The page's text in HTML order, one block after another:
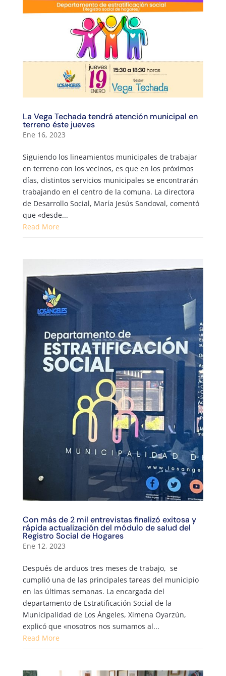
La Vega Techada tendrá atención municipal en
terreno éste jueves
Ene 16, 2023
Siguiendo los lineamientos municipales de trabajar
en terreno con los vecinos, es que en los próximos
días, distintos servicios municipales se encontrarán
trabajando en el centro de la comuna. La directora
de Desarrollo Social, María Jesús Sandoval, comentó
que «desde...
Read More
Con más de 2 mil entrevistas finalizó exitosa y
rápida actualización del módulo de salud del
Registro Social de Hogares
Ene 12, 2023
Después de arduos tres meses de trabajo, se
cumplió una de las principales tareas del municipio
en las últimas semanas. La encargada del
departamento de Estratificación Social de la
Municipalidad de Los Ángeles, Ximena Oyarzún,
explicó que «nosotros nos sumamos al...
Read More